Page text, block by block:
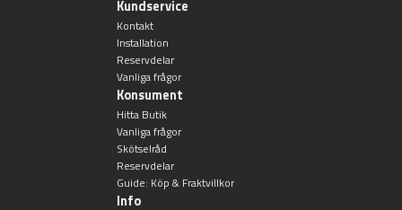
Kundservice
Kontakt
Installation
Reservdelar
Vanliga frågor
Konsument
Hitta Butik
Vanliga frågor
Skötselråd
Reservdelar
Guide: Köp & Fraktvillkor
Info